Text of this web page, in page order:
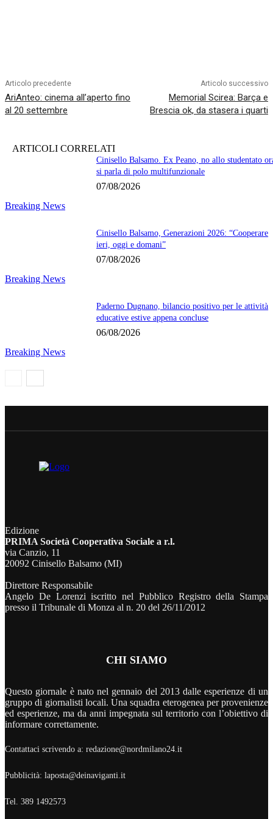
Articolo precedente
AriAnteo: cinema all’aperto fino
al 20 settembre
Articolo successivo
Memorial Scirea: Barça e
Brescia ok, da stasera i quarti
ARTICOLI CORRELATI
Breaking News
Cinisello Balsamo. Ex Peano, no allo studentato
si parla di polo multifunzionale
07/08/2026
Breaking News
Cinisello Balsamo, Generazioni 2026: “Cooperare
ieri, oggi e domani”
07/08/2026
Breaking News
Paderno Dugnano, bilancio positivo per le attività
educative estive appena concluse
06/08/2026
Edizione
PRIMA Società Cooperativa Sociale a r.l.
via Canzio, 11
20092 Cinisello Balsamo (MI)
Direttore Responsabile
Angelo De Lorenzi iscritto nel Pubblico Registro della Stampa
presso il Tribunale di Monza al n. 20 del 26/11/2012
CHI SIAMO
Questo giornale è nato nel gennaio del 2013 dalle esperienze di un
gruppo di giornalisti locali. Una squadra eterogenea per provenienze
ed esperienze, ma da anni impegnata sul territorio con l’obiettivo di
informare correttamente.
Contattaci scrivendo a: redazione@nordmilano24.it
Pubblicità: laposta@deinaviganti.it
Tel. 389 1492573